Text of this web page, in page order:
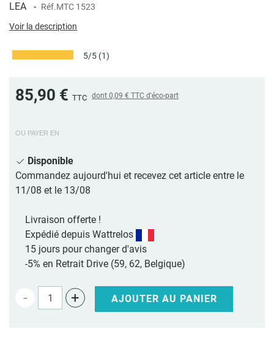
LEA - Réf.MTC 1523
Voir la description
5/5 (1)
85,90 € TTC dont 0,09 € TTC d'éco-part
OU PAYER EN
Disponible
Commandez aujourd'hui et recevez cet article entre le
11/08 et le 13/08
Livraison offerte !
Expédié depuis Wattrelos
15 jours pour changer d'avis
-5% en Retrait Drive (59, 62, Belgique)
- + AJOUTER AU PANIER